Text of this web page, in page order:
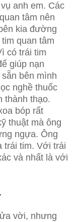
anh em. Các
tâm nên
kia đường
quan tâm
có trái tim
giúp nạn
bên mình
nghề thuốc
thành thạo.
bóp rất
thuật mà ông
ngựa. Ông
trái tim. Với trái
và nhất là với
vời, nhưng